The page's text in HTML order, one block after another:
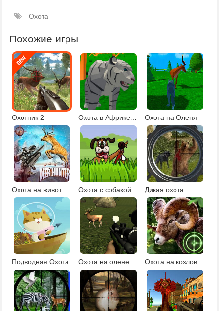
Охота
Похожие игры
Охотник 2 Охота в Африке 3D Охота на Оленя
Охота на животных Охота с собакой Дикая охота
Подводная Охота Охота на оленей 3Д Охота на козлов